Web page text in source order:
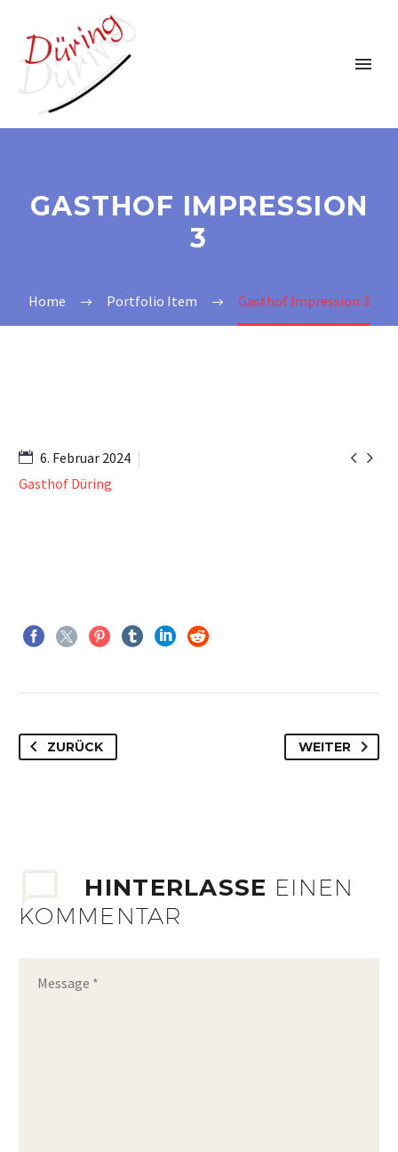
GASTHOF IMPRESSION
3
Home Portfolio Item Gasthof Impression 3
 
6. Februar 2024
Gasthof Düring
ZURÜCK WEITER
HINTERLASSE EINEN
KOMMENTAR